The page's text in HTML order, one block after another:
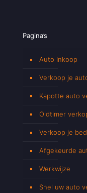
Pagina’s
Auto Inkoop
Verkoop je
Kapotte auto
Oldtimer
Verkoop je
Afgekeurde
Werkwijze
Snel uw auto